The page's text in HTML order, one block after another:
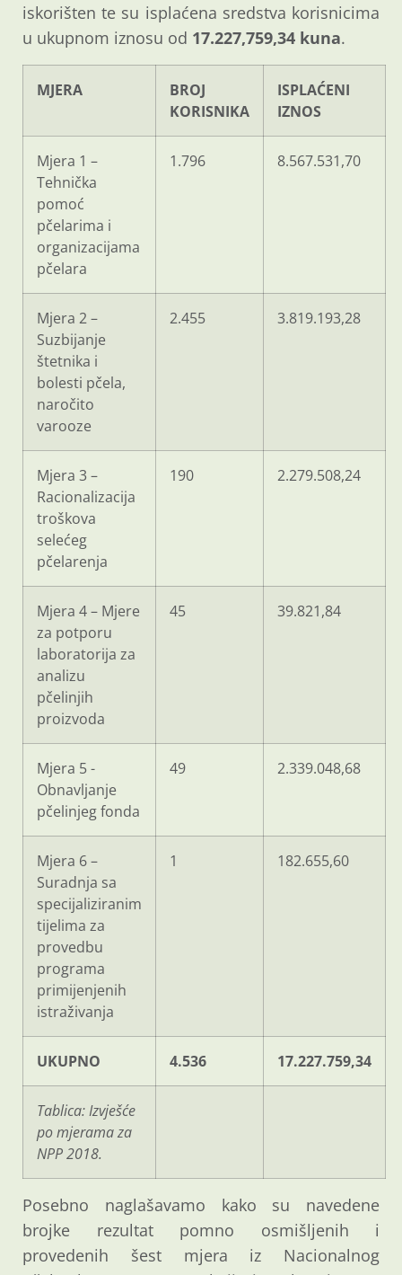
iskorišten te su isplaćena sredstva korisnicima
u ukupnom iznosu od 17.227,759,34 kuna.
MJERA
BROJ
KORISNIKA
ISPLAĆENI
IZNOS
Mjera 1 –
Tehnička
pomoć
pčelarima i
organizacijama
pčelara
1.796 8.567.531,70
Mjera 2 –
Suzbijanje
štetnika i
bolesti pčela,
naročito
varooze
2.455 3.819.193,28
Mjera 3 –
Racionalizacija
troškova
selećeg
pčelarenja
190 2.279.508,24
Mjera 4 – Mjere
za potporu
laboratorija za
analizu
pčelinjih
proizvoda
45 39.821,84
Mjera 5 -
Obnavljanje
pčelinjeg fonda
49 2.339.048,68
Mjera 6 –
Suradnja sa
specijaliziranim
tijelima za
provedbu
programa
primijenjenih
istraživanja
1 182.655,60
UKUPNO 4.536 17.227.759,34
Tablica: Izvješće
po mjerama za
NPP 2018.
Posebno naglašavamo kako su navedene
brojke rezultat pomno osmišljenih i
provedenih šest mjera iz Nacionalnog